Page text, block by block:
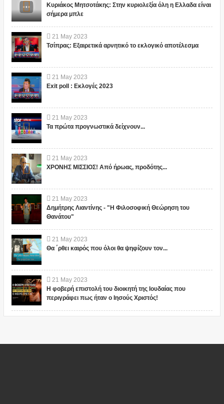
Κυριάκος Μητσοτάκης: Στην κυριολεξία όλη η Ελλαδα είναι
σήμερα μπλε
21 May 2023
Τσίπρας: Εξαιρετικά αρνητικό το εκλογικό αποτέλεσμα
21 May 2023
Exit poll : Εκλογές 2023
21 May 2023
Τα πρώτα προγνωστικά δείχνουν...
21 May 2023
ΧΡΟΝΗΣ ΜΙΣΣΙΟΣ! Από ήρωας, προδότης...
21 May 2023
Δημήτρης Λιαντίνης - "Η Φιλοσοφική Θεώρηση του
Θανάτου"
21 May 2023
Θα ΄ρθει καιρός που όλοι θα ψηφίζουν τον...
21 May 2023
Η φοβερή επιστολή του διοικητή της Ιουδαίας που
περιγράφει πως ήταν ο Ιησούς Χριστός!